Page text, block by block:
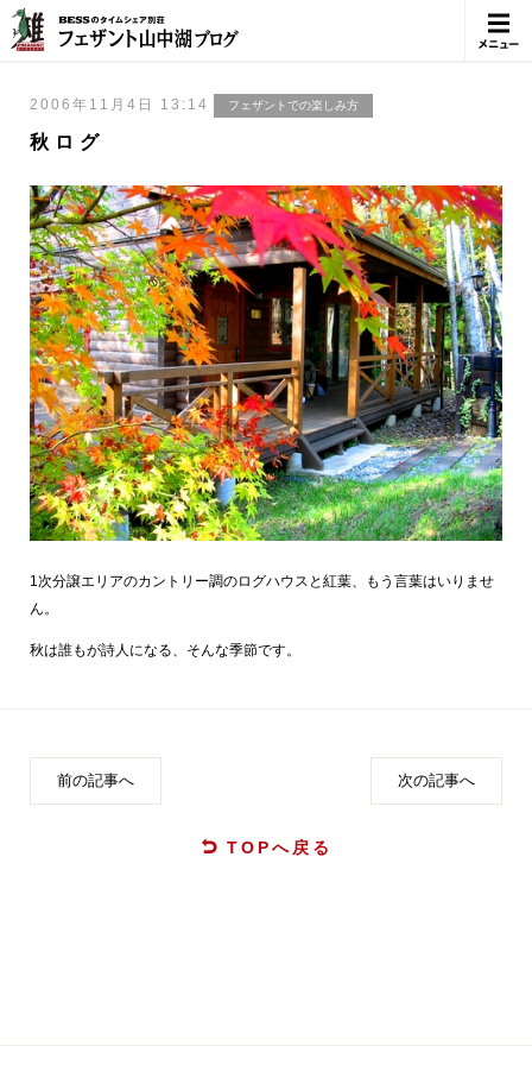
メニュ
2006年11月4日 13:14 フェザントでの楽しみ方
秋ログ
1次分譲エリアのカントリー調のログハウスと紅葉、もう言葉はいりませ
ん。
秋は誰もが詩人になる、そんな季節です。
前の記事へ
TOPへ戻る
次の記事へ